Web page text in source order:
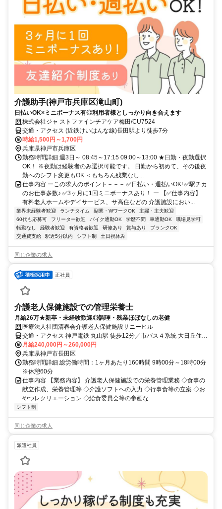
介護助手(神戸市兵庫区滝山町)
日払いOK×ミニボーナス有◎利用者様としっかり向き合えます
株式会社ジャ ストファインチアケア梅田/CU7524
交通・アクセス (近鉄けいはんな線)長田駅より徒歩7分
時給1,500円～1,700円
兵庫県神戸市兵庫区
勤務時間詳細 週3日～ 08:45～17:15 09:00～13:00 ★日勤・夜勤選択
OK！ ※夜勤は経験者のみ選択可能です。 日勤から初めて、その後夜
勤へのシフト変更もOK ＜もちろん残業なし...
仕事内容 ーこの求人のポイント－－－ ✅日払い・週払いOK! ✅駅チカ
のお仕事多数♪ ✅3ヶ月に1回ミニボーナスあり！ ー 【✅仕事内容】
有料老人ホームやデイサービス、サ高住などの 介護施設におい...
業界未経験者歓迎 ランチタイム 副業・WワークOK
主婦・主夫歓迎
60代も応募可
フリーター歓迎 バイク通勤OK 学歴不問 車通勤OK
職場見学可
転勤なし
経験者歓迎 有資格者歓迎 研修あり 賞与あり
ブランクOK
交通費支給
駅近5分以内 シフト制 土日祝休み
同じ企業の求人
正社員
介護老人保健施設での管理栄養士
月給26万★新卒・未経験歓迎◎調理・残業ほぼなしの老健
医療法人社団清春会介護老人保健施設サニーヒル
交通・アクセス 神戸電鉄 丸山駅 徒歩12分／市バス４系統 大日丘住宅
前下車 徒歩２分
月給240,000円～260,000円
兵庫県神戸市長田区
勤務時間詳細 総労働時間：1ヶ月あたり160時間 9時00分～18時00分
※休憩60分
仕事内容 【業務内容】 介護老人保健施設での栄養管理業務 ◇食事の
献立作成、栄養管理等 ◇介護ソフトへの入力 ◇行事食等の立案 ◇お
やつレクリエーション ◇給食委員会等の参画な
シフト制
同じ企業の求人
派遣社員